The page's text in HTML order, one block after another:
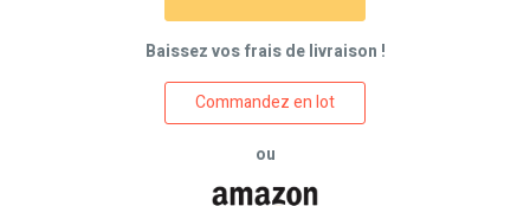
Baissez vos frais de livraison !
Commandez en lot
ou